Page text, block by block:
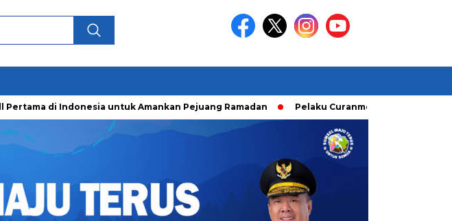
Indonesia untuk Amankan Pejuang Ramadan Pelaku Curanmor diringkusi Unit Ranmor